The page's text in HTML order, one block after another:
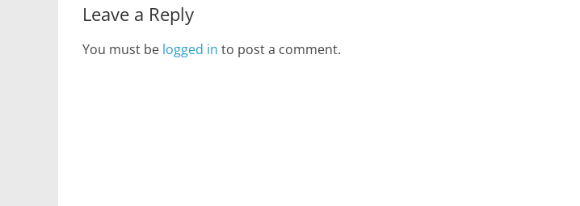
Leave a Reply
You must be logged in to post a comment.